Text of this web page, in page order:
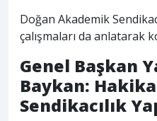
Doğan Akademik
çalışmaları da anlatarak
Genel Başkan
Baykan:
Sendikacılık